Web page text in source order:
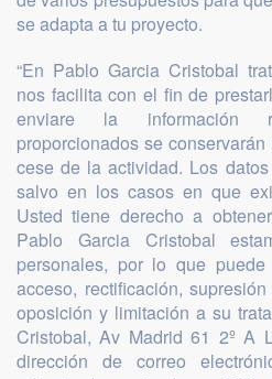
se adapta a tu proyecto.
“En Pablo Garcia Cristobal
nos facilita con el fin de
enviare la información
proporcionados se
cese de la actividad. Los
salvo en los casos en que
Usted tiene derecho a
Pablo Garcia Cristobal
personales, por lo que
acceso, rectificación,
oposición y limitación a su
Cristobal, Av Madrid 61 2º A
dirección de correo